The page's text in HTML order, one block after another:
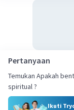
Pertanyaan
Temukan Apakah
spiritual ?
Ikuti